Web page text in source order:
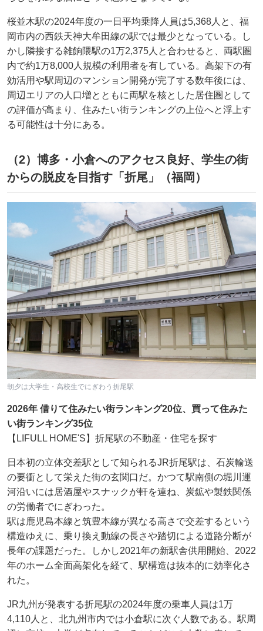
桜並木駅の2024年度の一日平均乗降人員は5,368人と、福
岡市内の西鉄天神大牟田線の駅では最少となっている。し
かし隣接する雑餉隈駅の1万2,375人と合わせると、両駅圏
内で約1万8,000人規模の利用者を有している。高架下の有
効活用や駅周辺のマンション開発が完了する数年後には、
周辺エリアの人口増とともに両駅を核とした居住圏として
の評価が高まり、住みたい街ランキングの上位へと浮上す
る可能性は十分にある。
（2）博多・小倉へのアクセス良好、学生の街
からの脱皮を目指す「折尾」（福岡）
朝夕は大学生・高校生でにぎわう折尾駅
2026年 借りて住みたい街ランキング20位、買って住みた
い街ランキング35位
【LIFULL HOME'S】折尾駅の不動産・住宅を探す
日本初の立体交差駅として知られるJR折尾駅は、石炭輸送
の要衝として栄えた街の玄関口だ。かつて駅南側の堀川運
河沿いには居酒屋やスナックが軒を連ね、炭鉱や製鉄関係
の労働者でにぎわった。
駅は鹿児島本線と筑豊本線が異なる高さで交差するという
構造ゆえに、乗り換え動線の長さや踏切による道路分断が
長年の課題だった。しかし2021年の新駅舎供用開始、2022
年のホーム全面高架化を経て、駅構造は抜本的に効率化さ
れた。
JR九州が発表する折尾駅の2024年度の乗車人員は1万
4,110人と、北九州市内では小倉駅に次ぐ人数である。駅周